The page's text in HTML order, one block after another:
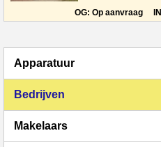
KEURING
VASTGOED
OG: Op aanvraag
Apparatuur
Bedrijven
Makelaars